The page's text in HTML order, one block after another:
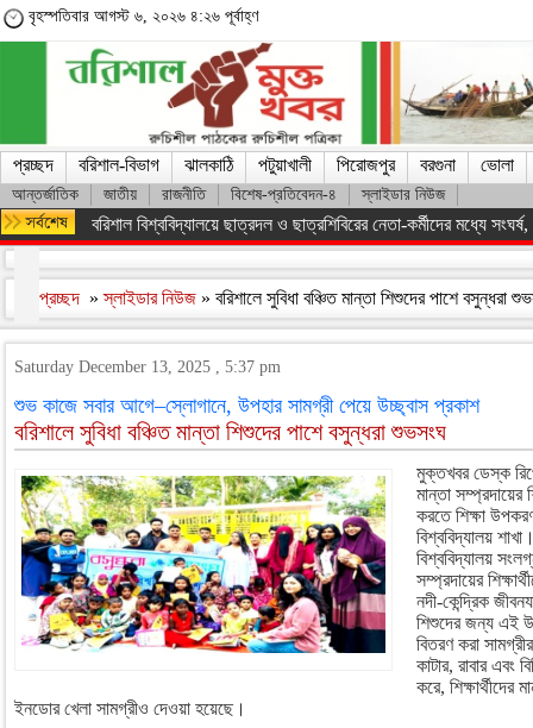
বৃহস্পতিবার আগস্ট ৬, ২০২৬ ৪:২৬ পূর্বাহ্ণ
প্রচ্ছদ বরিশাল-বিভাগ ঝালকাঠি পটুয়াখালী পিরোজপুর বরগুনা ভোলা
আন্তর্জাতিক জাতীয় রাজনীতি বিশেষ-প্রতিবেদন-৪ স্লাইডার নিউজ
অসংখ্য শহিদের রক্তের বিনিময়ে ফ্যাসিস্ট সরকারকে হটানো সম্ভব হয়েছে :
প্রচ্ছদ »স্লাইডার নিউজ » বরিশালে সুবিধা বঞ্চিত মান্তা শিশুদের পাশে বসুন্ধরা
Saturday December 13, 2025 , 5:37 pm
শুভ কাজে সবার আগে–স্লোগানে, উপহার সামগ্রী পেয়ে উচ্ছ্বাস প্রকাশ
বরিশালে সুবিধা বঞ্চিত মান্তা শিশুদের পাশে বসুন্ধরা শুভসংঘ
মুক্তখবর ডেস্ক
মান্তা
করতে শিক্ষা
বিশ্ববিদ্যালয়
বিশ্ববিদ্যালয়
সম্প্রদায়ের
নদী-কেন্দ্রিক
শিশুদের জন্য এই
বিতরণ করা
কাটার, রাবার এবং
করে, শিক্ষার্থীদের
ইনডোর খেলা সামগ্রীও দেওয়া হয়েছে।